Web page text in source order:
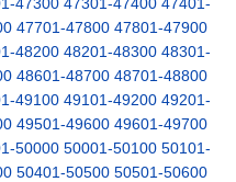
47701-47800 47801-47900
48200 48201-48300 48301-
48601-48700 48701-48800
49100 49101-49200 49201-
49501-49600 49601-49700
50000 50001-50100 50101-
50401-50500 50501-50600